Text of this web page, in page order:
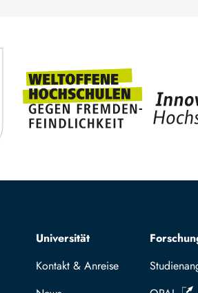
Top
Universität
Kontakt & Anreise